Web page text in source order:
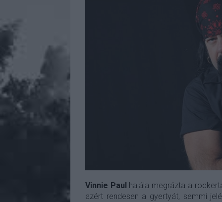
Vinnie Paul halála megrázta a
azért rendesen a gyertyát, semmi